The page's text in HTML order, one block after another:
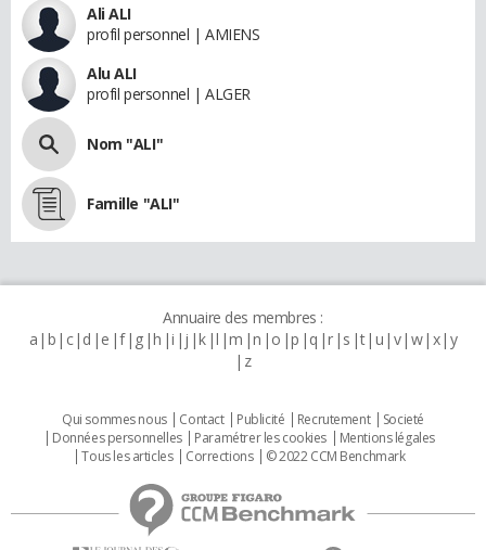
Ali ALI
profil personnel | AMIENS
Alu ALI
profil personnel | ALGER
Nom "ALI"
Famille "ALI"
Annuaire des membres :
a b c d e f g h i j k l m n o p q r s t u v w x y
z
Qui sommes nous Contact Publicité Recrutement
Societé
Données personnelles
Paramétrer les cookies
Mentions légales
Tous les articles
Corrections © 2022 CCM Benchmark